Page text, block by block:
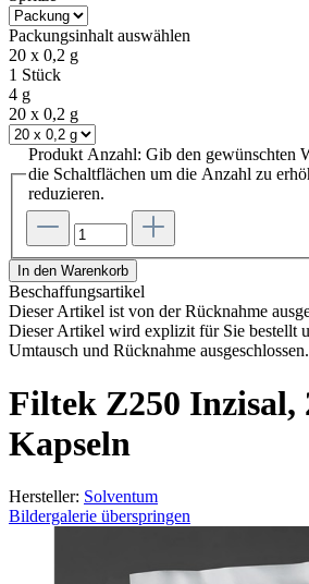
Packungsinhalt auswählen
20 x 0,2 g
1 Stück
4 g
20 x 0,2 g
Produkt Anzahl: Gib den gewünschten
die Schaltflächen um die Anzahl zu
reduzieren.
In den Warenkorb
Beschaffungsartikel
Dieser Artikel ist von der Rücknahme
Dieser Artikel wird explizit für Sie bestellt
Umtausch und Rücknahme ausgeschlossen.
Filtek Z250 Inzisal,
Kapseln
Hersteller: Solventum
Bildergalerie überspringen